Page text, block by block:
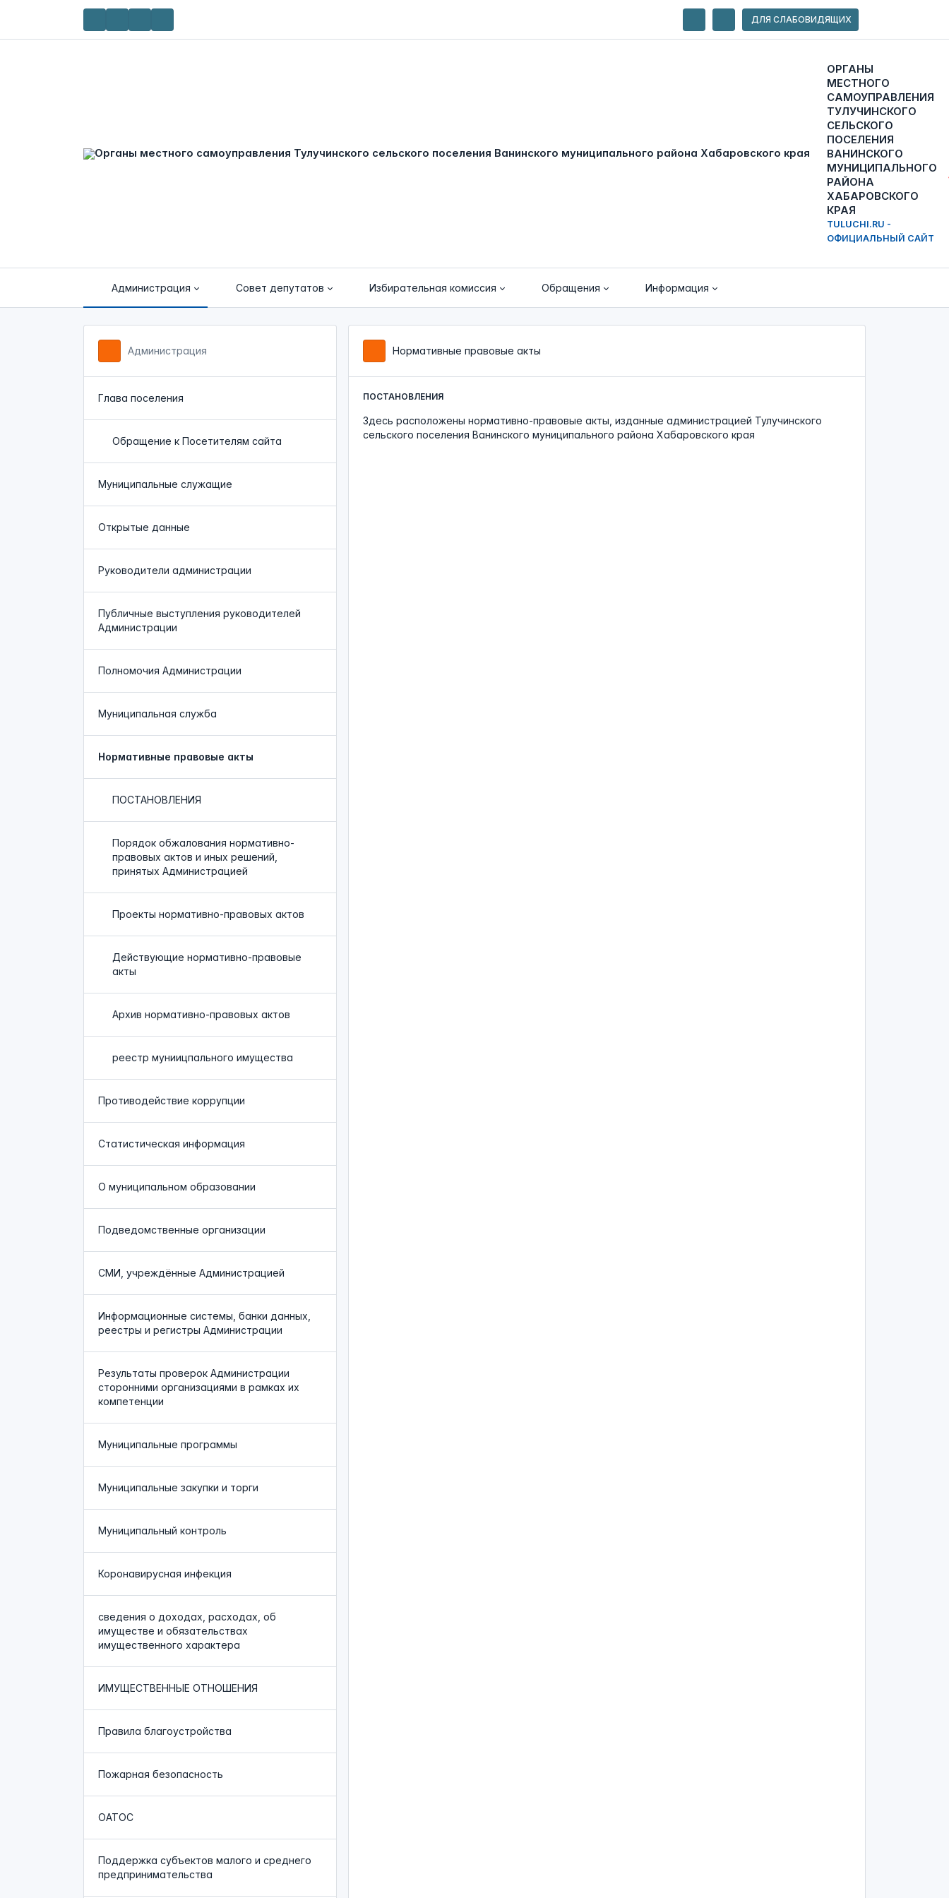
ДЛЯ СЛАБОВИДЯЩИХ
ОРГАНЫ
МЕСТНОГО
САМОУПРАВЛЕНИЯ
ТУЛУЧИНСКОГО
СЕЛЬСКОГО
ПОСЕЛЕНИЯ
ВАНИНСКОГО
МУНИЦИПАЛЬНОГО
РАЙОНА
ХАБАРОВСКОГО
КРАЯ
TULUCHI.RU -
ОФИЦИАЛЬНЫЙ САЙТ
Администрация Совет депутатов Избирательная комиссия Обращения Информация
Администрация
Глава поселения
Обращение к Посетителям сайта
Муниципальные служащие
Открытые данные
Руководители администрации
Публичные выступления руководителей
Администрации
Полномочия Администрации
Муниципальная служба
Нормативные правовые акты
ПОСТАНОВЛЕНИЯ
Порядок обжалования нормативно-
правовых актов и иных решений,
принятых Администрацией
Проекты нормативно-правовых актов
Действующие нормативно-правовые
акты
Архив нормативно-правовых актов
реестр муниицпального имущества
Противодействие коррупции
Статистическая информация
О муниципальном образовании
Подведомственные организации
СМИ, учреждённые Администрацией
Информационные системы, банки данных,
реестры и регистры Администрации
Результаты проверок Администрации
сторонними организациями в рамках их
компетенции
Муниципальные программы
Муниципальные закупки и торги
Муниципальный контроль
Коронавирусная инфекция
сведения о доходах, расходах, об
имуществе и обязательствах
имущественного характера
ИМУЩЕСТВЕННЫЕ ОТНОШЕНИЯ
Правила благоустройства
Пожарная безопасность
ОАТОС
Поддержка субъектов малого и среднего
предпринимательства
Нормативные правовые акты
ПОСТАНОВЛЕНИЯ
Здесь расположены нормативно-правовые акты, изданные администрацией Тулучинского
сельского поселения Ванинского муниципального района Хабаровского края